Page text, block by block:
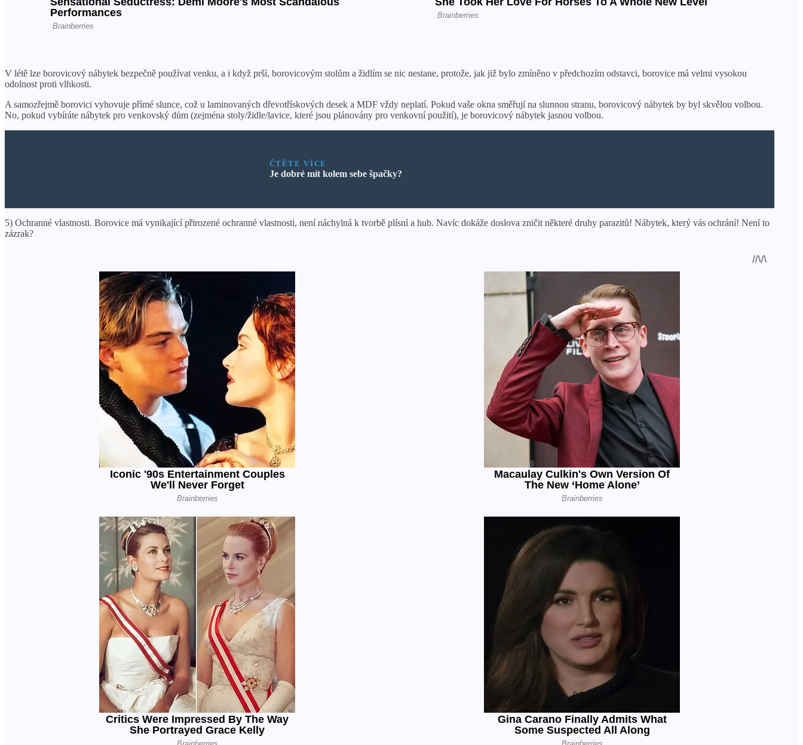
V létě lze borovicový nábytek bezpečně používat venku, a i když prší, borovicovým stolům a židlím se nic nestane, protože, jak již bylo zmíněno v předchozím odstavci, borovice má velmi vysokou
odolnost proti vlhkosti.
A samozřejmě borovici vyhovuje přímé slunce, což u laminovaných dřevotřískových desek a MDF vždy neplatí. Pokud vaše okna směřují na slunnou stranu, borovicový nábytek by byl skvělou volbou.
No, pokud vybíráte nábytek pro venkovský dům (zejména stoly/židle/lavice, které jsou plánovány pro venkovní použití), je borovicový nábytek jasnou volbou.
ČTĚTE VÍCE
Je dobré mít kolem sebe špačky?
5) Ochranné vlastnosti. Borovice má vynikající přirozené ochranné vlastnosti, není náchylná k tvorbě plísní a hub. Navíc dokáže doslova zničit některé druhy parazitů! Nábytek, který vás ochrání! Není to
zázrak?